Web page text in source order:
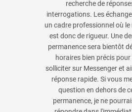
recherche de
interrogations. Les
un cadre professionnel où le
est donc de rigueur. Une
permanence sera bientôt
horaires bien précis
solliciter sur Messenger et
réponse rapide. Si vous
question en dehors de
permanence, je ne